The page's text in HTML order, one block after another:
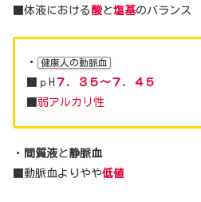
■体液における 酸と塩基のバランス
・ 健康人の動脈血
■ｐH ７．３５～７．４５
弱アルカリ性
・ 間質液と 静脈血
■動脈血よりやや低値